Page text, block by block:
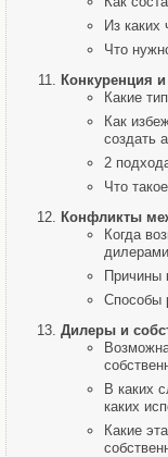
Из каких
Что
Конкуренция
Какие
Как
создать
2
Что
Конфликты
Когда
Причины
Способы
Дилеры и
В каких
каких
Какие